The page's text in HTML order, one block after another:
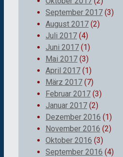
September 2017 (3)
August 2017 (2)
Juli 2017 (4)
Juni 2017 (1)
Mai 2017 (3)
April 2017 (1)
März 2017 (7)
Februar 2017 (3)
Januar 2017 (2)
Dezember 2016 (1)
November 2016 (2)
Oktober 2016 (3)
September 2016 (4)